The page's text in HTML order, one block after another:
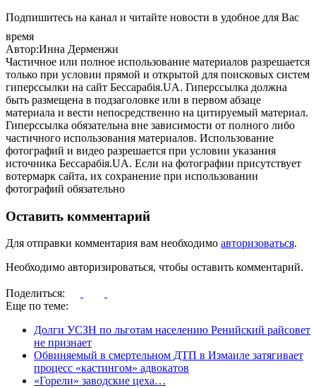
Подпишитесь на канал и читайте новости в удобное для Вас
время
Автор:Инна Дерменжи
Частичное или полное использование материалов разрешается
только при условии прямой и открытой для поисковых систем
гиперссылки на сайт Бессарабія.UA. Гиперссылка должна
быть размещена в подзаголовке или в первом абзаце
материала и вести непосредственно на цитируемый материал.
Гиперссылка обязательна вне зависимости от полного либо
частичного использования материалов. Использование
фотографий и видео разрешается при условии указания
источника Бессарабія.UA. Если на фотографии присутствует
вотермарк сайта, их сохранение при использовании
фотографий обязательно
Оставить комментарий
Для отправки комментария вам необходимо авторизоваться.
Необходимо авторизироваться, чтобы оставить комментарий.
Поделиться:
Еще по теме:
Долги УСЗН по льготам населению Ренийский райсовет
не признает
Обвиняемый в смертельном ДТП в Измаиле затягивает
процесс «кастингом» адвокатов
«Горели» заводские цеха…